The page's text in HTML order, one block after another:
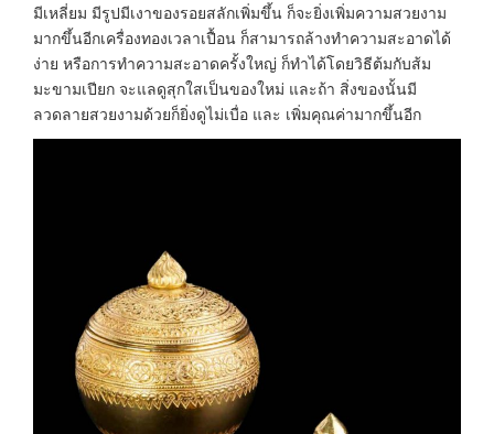
มีเหลี่ยม มีรูปมีเงาของรอยสลักเพิ่มขึ้น ก็จะยิ่งเพิ่มความสวยงาม
มากขึ้นอีกเครื่องทองเวลาเปื้อน ก็สามารถล้างทำความสะอาดได้
ง่าย หรือการทำความสะอาดครั้งใหญ่ ก็ทำได้โดยวิธีต้มกับส้ม
มะขามเปียก จะแลดูสุกใสเป็นของใหม่ และถ้า สิ่งของนั้นมี
ลวดลายสวยงามด้วยก็ยิ่งดูไม่เบื่อ และ เพิ่มคุณค่ามากขึ้นอีก